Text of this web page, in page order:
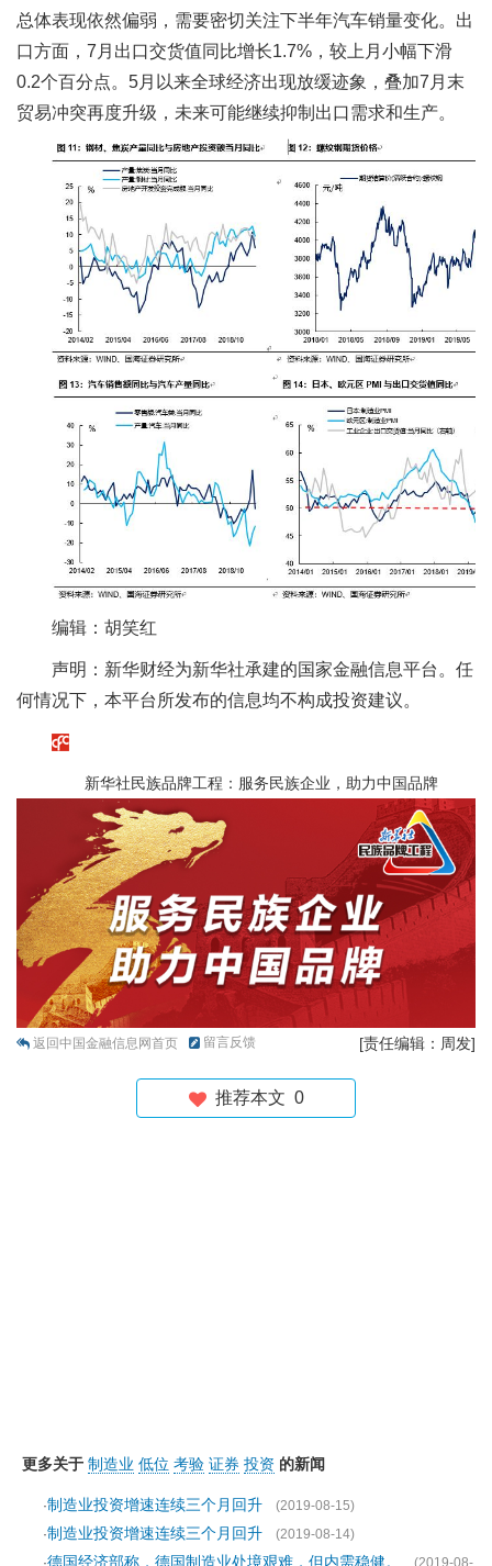
总体表现依然偏弱，需要密切关注下半年汽车销量变化。出
口方面，7月出口交货值同比增长1.7%，较上月小幅下滑
0.2个百分点。5月以来全球经济出现放缓迹象，叠加7月末
贸易冲突再度升级，未来可能继续抑制出口需求和生产。
编辑：胡笑红
声明：新华财经为新华社承建的国家金融信息平台。任
何情况下，本平台所发布的信息均不构成投资建议。
新华社民族品牌工程：服务民族企业，助力中国品牌
返回中国金融信息网首页 留言反馈 [责任编辑：周发]
推荐本文 0
更多关于 制造业 低位 考验 证券 投资 的新闻
·制造业投资增速连续三个月回升
(2019-08-15)
·制造业投资增速连续三个月回升
(2019-08-14)
德国经济部称，德国制造业处境艰难，但内需稳健。